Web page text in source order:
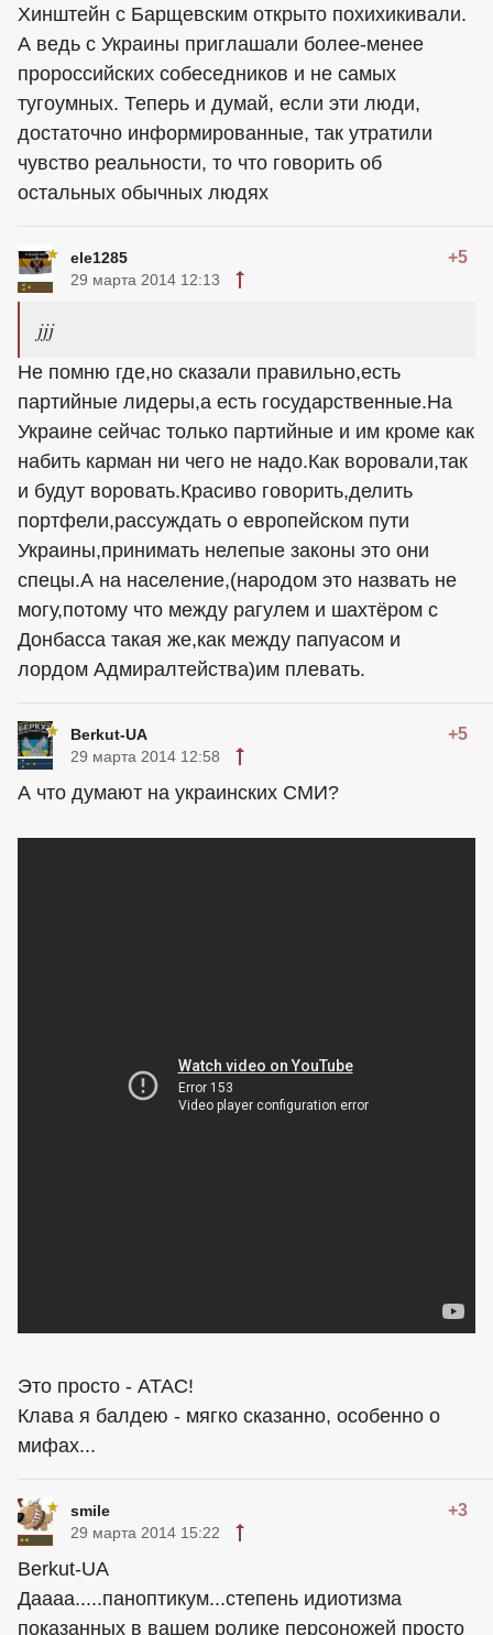
Хинштейн с Барщевским открыто похихикивали.
А ведь с Украины приглашали более-менее
пророссийских собеседников и не самых
тугоумных. Теперь и думай, если эти люди,
достаточно информированные, так утратили
чувство реальности, то что говорить об
остальных обычных людях
ele1285 +5
29 марта 2014 12:13
jjj
Не помню где,но сказали правильно,есть
партийные лидеры,а есть государственные.На
Украине сейчас только партийные и им кроме как
набить карман ни чего не надо.Как воровали,так
и будут воровать.Красиво говорить,делить
портфели,рассуждать о европейском пути
Украины,принимать нелепые законы это они
спецы.А на население,(народом это назвать не
могу,потому что между рагулем и шахтёром с
Донбасса такая же,как между папуасом и
лордом Адмиралтейства)им плевать.
Berkut-UA +5
29 марта 2014 12:58
А что думают на украинских СМИ?
Это просто - АТАС!
Клава я балдею - мягко сказанно, особенно о
мифах...
smile +3
29 марта 2014 15:22
Berkut-UA
Даааа.....паноптикум...степень идиотизма
показанных в вашем ролике персоножей просто